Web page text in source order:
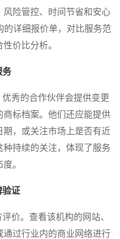
风险管控、时间节省和安心
的详细报价单，对比服务范
价比分析。
务
秀的合作伙伴会提供变更
标档案。他们还应能提供
，或关注市场上是否有近
持续的关注，体现了服务
。
验证
。查看该机构的网站、
过行业内的商业网络进行